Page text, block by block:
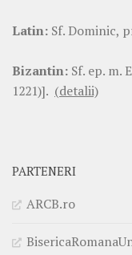
Latin: Sf. Dominic,
Bizantin: Sf. ep. m.
1221)]. (detalii)
PARTENERI
ARCB.ro